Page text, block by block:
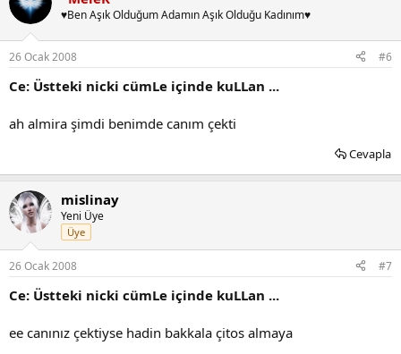
♥Ben Aşık Olduğum Adamın Aşık Olduğu Kadınım♥
26 Ocak 2008 #6
Ce: Üstteki nicki cümLe içinde kuLLan ...
ah almira şimdi benimde canım çekti
Cevapla
mislinay
Yeni Üye
Üye
26 Ocak 2008 #7
Ce: Üstteki nicki cümLe içinde kuLLan ...
ee canınız çektiyse hadin bakkala çitos almaya